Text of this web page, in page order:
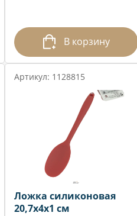
В корзину
Артикул: 1128815
Ложка силиконовая
20,7x4x1 см